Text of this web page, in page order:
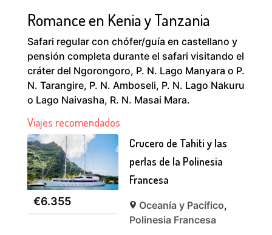
Romance en Kenia y Tanzania
Safari regular con chófer/guía en castellano y
pensión completa durante el safari visitando el
cráter del Ngorongoro, P. N. Lago Manyara o P.
N. Tarangire, P. N. Amboseli, P. N. Lago Nakuru
o Lago Naivasha, R. N. Masai Mara.
Viajes recomendados
€6.355
Crucero de Tahiti y las
perlas de la Polinesia
Francesa
Oceanía y Pacífico,
Polinesia Francesa